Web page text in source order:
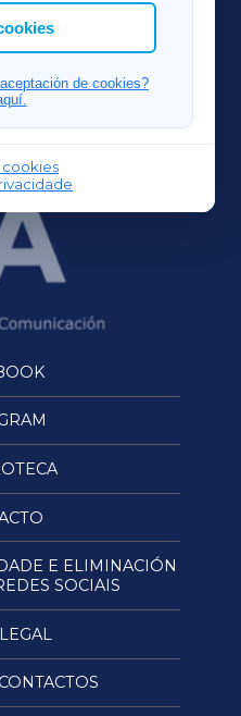
de cookies?
cookies
E ELIMINACIÓN
SOCIAIS